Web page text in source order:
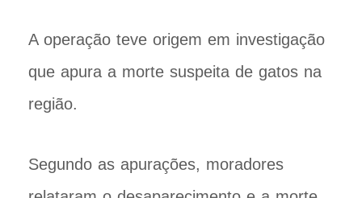
A operação teve origem em investigação
que apura a morte suspeita de gatos na
região.
Segundo as apurações, moradores